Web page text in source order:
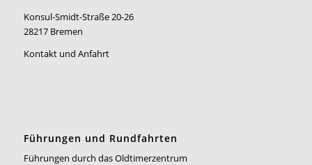
Konsul-Smidt-Straße 20-26
28217 Bremen
Kontakt und Anfahrt
Führungen und Rundfahrten
Führungen durch das Oldtimerzentrum